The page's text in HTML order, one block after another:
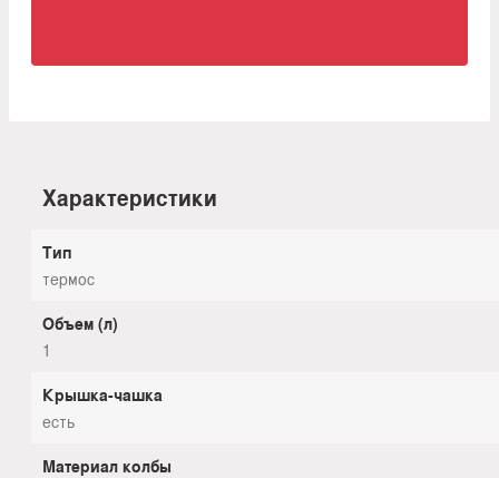
Характеристики
Тип
термос
Объем (л)
1
Крышка-чашка
есть
Материал колбы